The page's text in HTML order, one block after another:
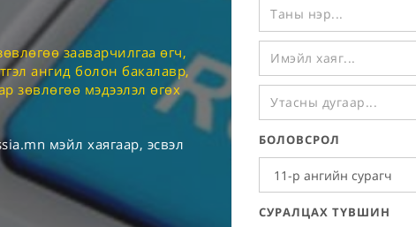
зааварчилгаа өгч,
ангид болон бакалавр,
зөвлөгөө мэдээлэл өгөх
мэйл хаягаар, эсвэл
БОЛОВСРОЛ
СУРАЛЦАХ ТҮВШИН